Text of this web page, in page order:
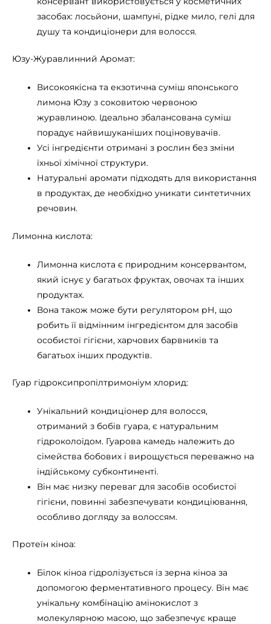
засобах: лосьйони, шампуні, рідке мило, гелі для
душу та кондиціонери для волосся.
Юзу-Журавлинний Аромат:
Високоякісна та екзотична суміш японського
лимона Юзу з соковитою червоною
журавлиною. Ідеально збалансована суміш
порадує найвишуканіших поціновувачів.
Усі інгредієнти отримані з рослин без зміни
їхньої хімічної структури.
Натуральні аромати підходять для використання
в продуктах, де необхідно уникати синтетичних
речовин.
Лимонна кислота:
Лимонна кислота є природним консервантом,
який існує у багатьох фруктах, овочах та інших
продуктах.
Вона також може бути регулятором рН, що
робить її відмінним інгредієнтом для засобів
особистої гігієни, харчових барвників та
багатьох інших продуктів.
Гуар гідроксипропілтримоніум хлорид:
Унікальний кондиціонер для волосся,
отриманий з бобів гуара, є натуральним
гідроколоїдом. Гуарова камедь належить до
сімейства бобових і вирощується переважно на
індійському субконтиненті.
Він має низку переваг для засобів особистої
гігієни, повинні забезпечувати кондиціювання,
особливо догляду за волоссям.
Протеїн кіноа:
Білок кіноа гідролізується із зерна кіноа за
допомогою ферментативного процесу. Він має
унікальну комбінацію амінокислот з
молекулярною масою, що забезпечує краще